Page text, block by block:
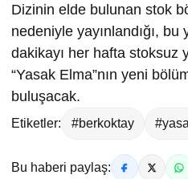
Dizinin elde bulunan stok
nedeniyle yayınlandığı,
dakikayı her hafta stoksuz
“Yasak Elma”nın yeni
buluşacak.
Etiketler: #berkoktay
Bu haberi paylaş: